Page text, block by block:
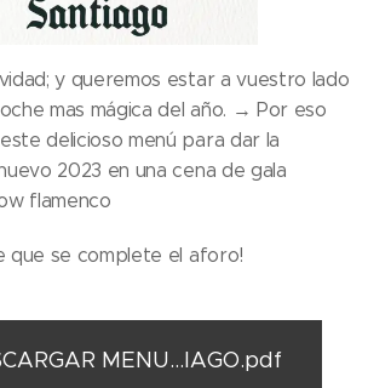
y queremos estar a vuestro lado
mas mágica del año. → Por eso
delicioso menú para dar la
2023 en una cena de gala
flamenco
que se complete el aforo!
MENU...IAGO.pdf